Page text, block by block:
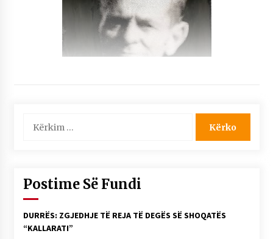
për:
Postime Së Fundi
DURRËS: ZGJEDHJE TË REJA TË DEGËS SË SHOQATËS
“KALLARATI”